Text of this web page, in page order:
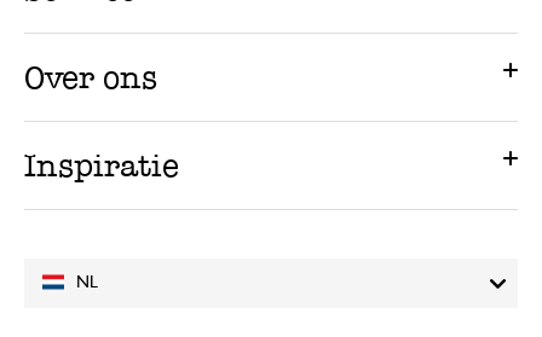
NL
Over ons
Inspiratie